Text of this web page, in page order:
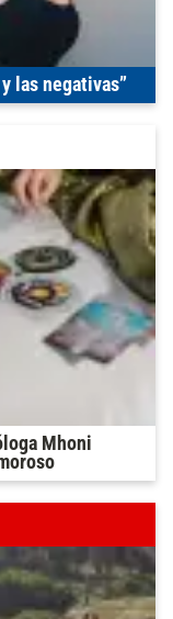
las negativas”
Mhoni